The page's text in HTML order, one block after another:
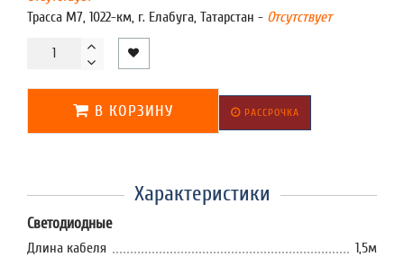
Трасса М7, 1022-км, г. Елабуга, Татарстан - Отсутствует
В КОРЗИНУ РАССРОЧКА
Характеристики
Светодиодные
Длина кабеля
1,5м